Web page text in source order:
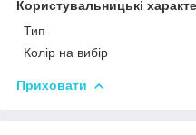
Користувальницькі
Тип
Колір на вибір
Приховати